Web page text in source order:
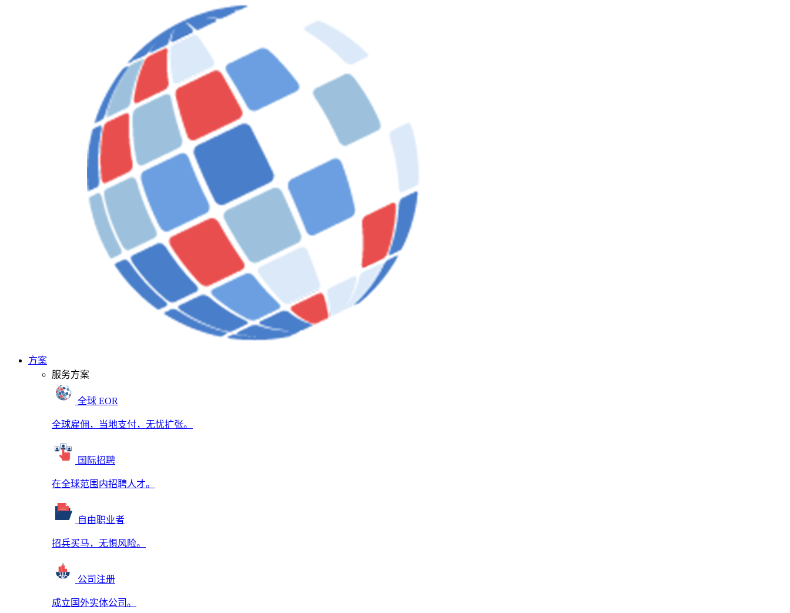
方案
服务方案
全球 EOR
全球雇佣，当地支付，无忧扩张。
国际招聘
在全球范围内招聘人才。
自由职业者
招兵买马，无惧风险。
公司注册
成立国外实体公司。